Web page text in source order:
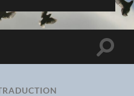
Toggle